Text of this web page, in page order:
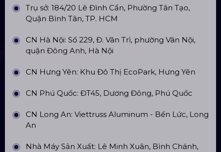
Trụ sở: 184/20 Lê Đình Cẩn, Phường Tân Tạo,
Quận Bình Tân, TP. HCM
CN Hà Nội: Số 229, Đ. Vân Trì, phường Vân Nội,
quận Đông Anh, Hà Nội
CN Hưng Yên: Khu Đô Thị EcoPark, Hưng Yên
CN Phú Quốc: ĐT45, Dương Đông, Phú Quốc
CN Long An: Viettruss Aluminum - Bến Lức, Long
An
Nhà Máy Sản Xuất: Lê Minh Xuân, Bình Chánh,